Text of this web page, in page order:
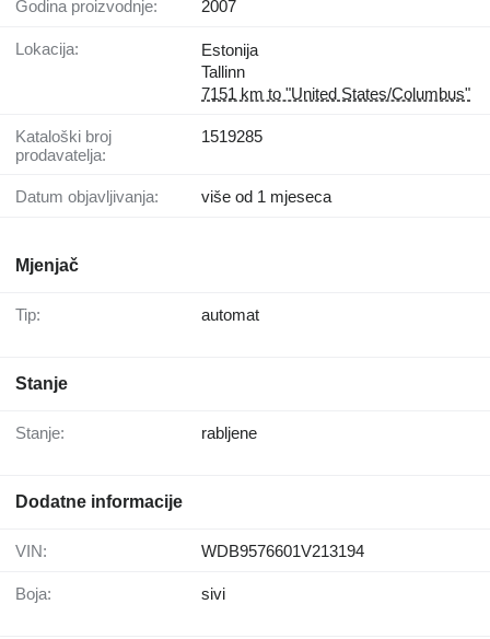
Godina proizvodnje: 2007
Lokacija:
Estonija
Tallinn
7151 km to "United States/Columbus"
Kataloški broj
prodavatelja:
1519285
Datum objavljivanja: više od 1 mjeseca
Mjenjač
Tip: automat
Stanje
Stanje: rabljene
Dodatne informacije
VIN: WDB9576601V213194
Boja: sivi